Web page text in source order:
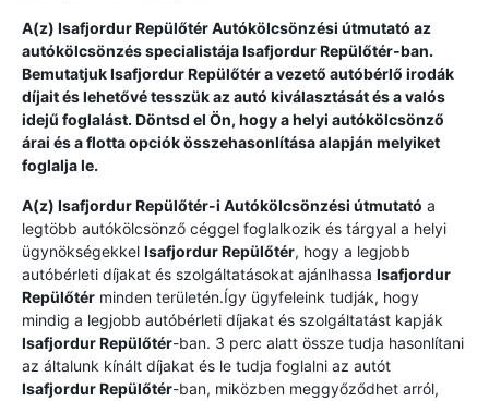
A(z) Isafjordur RepülőtérAutókölcsönzési útmutató az
autókölcsönzés specialistájaIsafjordur Repülőtér-ban.
BemutatjukIsafjordur Repülőtéra vezető autóbérlő irodák
díjait és lehetővé tesszük az autó kiválasztását és a valós
idejű foglalást. Döntsd el Ön, hogy a helyi autókölcsönző
árai és a flotta opciók összehasonlítása alapján melyiket
foglalja le.
A(z) Isafjordur Repülőtér-i Autókölcsönzési útmutató a
legtöbb autókölcsönző céggel foglalkozik és tárgyal a helyi
ügynökségekkel Isafjordur Repülőtér, hogy a legjobb
autóbérleti díjakat és szolgáltatásokat ajánlhassa Isafjordur
Repülőtér minden területén.Így ügyfeleink tudják, hogy
mindig a legjobb autóbérleti díjakat és szolgáltatást kapják
Isafjordur Repülőtér-ban. 3 perc alatt össze tudja hasonlítani
az általunk kínált díjakat és le tudja foglalni az autót
Isafjordur Repülőtér-ban, miközben meggyőződhet arról,